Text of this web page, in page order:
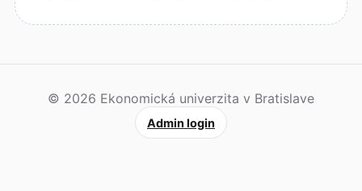
© 2026 Ekonomická univerzita v Bratislave
Admin login